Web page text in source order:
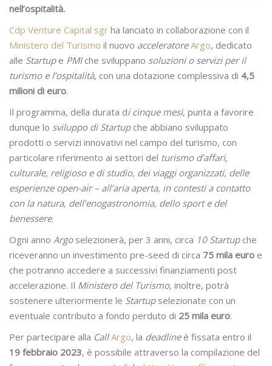
nell’ospitalità.
Cdp Venture Capital sgr ha lanciato in collaborazione con il
Ministero del Turismo il nuovo acceleratore Argo, dedicato
alle Startupe PMIche sviluppano soluzioni o servizi per il
turismo e l’ospitalità, con una dotazione complessiva di 4,5
milioni di euro.
Il programma, della durata di cinque mesi, punta a favorire
dunque lo sviluppo di Startupche abbiano sviluppato
prodotti o servizi innovativi nel campo del turismo, con
particolare riferimento ai settori del turismo d’affari,
culturale, religioso e di studio, dei viaggi organizzati, delle
esperienze open-air – all’aria aperta, in contesti a contatto
con la natura, dell’enogastronomia, dello sport e del
benessere.
Ogni anno Argoselezionerà, per 3 anni, circa 10 Startupche
riceveranno un investimento pre-seed di circa 75 mila euro e
che potranno accedere a successivi finanziamenti post
accelerazione. Il Ministero del Turismo, inoltre, potrà
sostenere ulteriormente le Startup selezionate con un
eventuale contributo a fondo perduto di 25 mila euro.
Per partecipare alla Call Argo, la deadline è fissata entro il
19 febbraio 2023, è possibile attraverso la compilazione del